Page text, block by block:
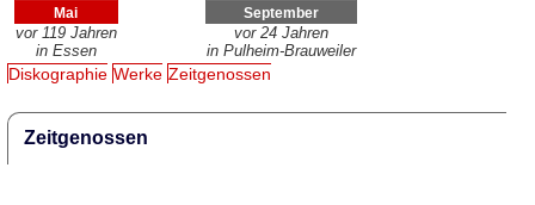
Mai
vor 119 Jahren
in Essen
September
vor 24 Jahren
in Pulheim-Brauweiler
Diskographie Werke Zeitgenossen
Zeitgenossen